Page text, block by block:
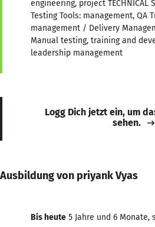
engineering, project TECHNICAL
Testing Tools: management, QA
management / Delivery
Manual testing, training and
leadership management
Logg Dich jetzt ein, um
sehen.
Ausbildung von priyank Vyas
Bis heute 5 Jahre und 6 Monate,